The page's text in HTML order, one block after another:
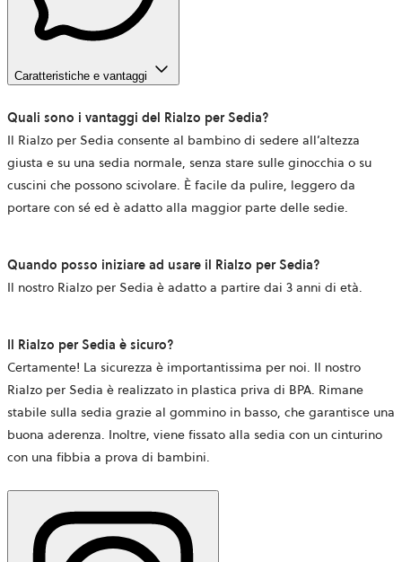
Caratteristiche e vantaggi
Quali sono i vantaggi del Rialzo per Sedia?
Il Rialzo per Sedia consente al bambino di sedere all’altezza
giusta e su una sedia normale, senza stare sulle ginocchia o su
cuscini che possono scivolare. È facile da pulire, leggero da
portare con sé ed è adatto alla maggior parte delle sedie.
Quando posso iniziare ad usare il Rialzo per Sedia?
Il nostro Rialzo per Sedia è adatto a partire dai 3 anni di età.
Il Rialzo per Sedia è sicuro?
Certamente! La sicurezza è importantissima per noi. Il nostro
Rialzo per Sedia è realizzato in plastica priva di BPA. Rimane
stabile sulla sedia grazie al gommino in basso, che garantisce una
buona aderenza. Inoltre, viene fissato alla sedia con un cinturino
con una fibbia a prova di bambini.